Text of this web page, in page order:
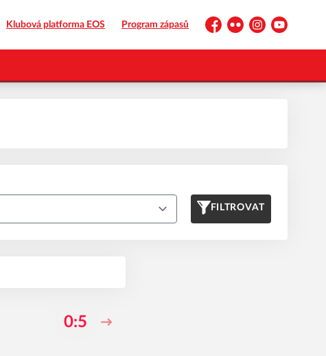
Klubová platforma EOS Program zápasů
Facebook
FlickrInstagramYouTube
FILTROVAT
0:5